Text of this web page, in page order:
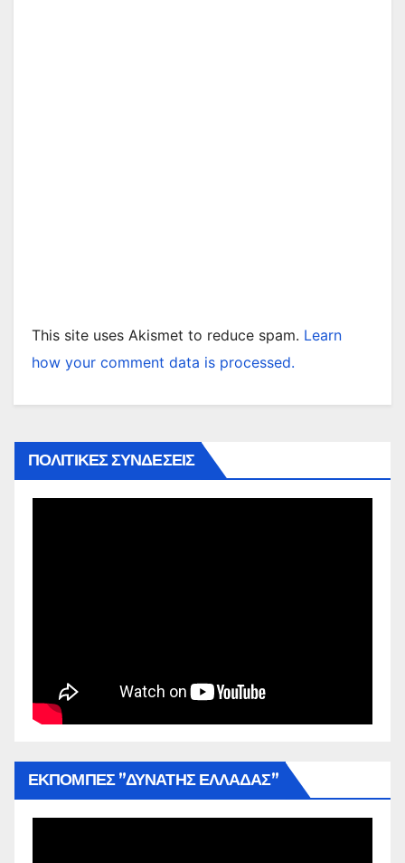
This site uses Akismet to reduce spam. Learn
how your comment data is processed.
ΠΟΛΙΤΙΚΕΣ ΣΥΝΔΕΣΕΙΣ
ΕΚΠΟΜΠΕΣ ”ΔΥΝΑΤΗΣ ΕΛΛΑΔΑΣ”